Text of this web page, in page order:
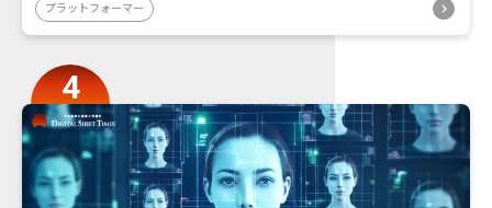
プラットフォーマー